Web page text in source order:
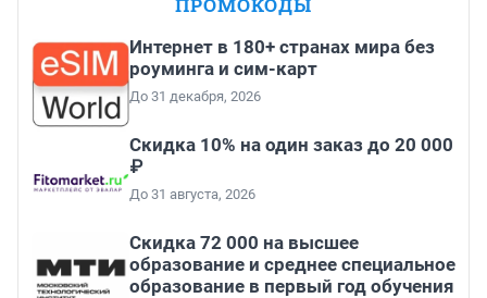
Интернет в 180+ странах мира без
роуминга и сим-карт
До 31 декабря, 2026
Скидка 10% на один заказ до 20 000
₽
До 31 августа, 2026
Скидка 72 000 на высшее
образование и среднее специальное
образование в первый год обучения